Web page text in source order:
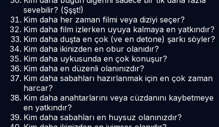
sevebilir? (Şşşt!)
Kim daha her zaman filmi veya diziyi seçer?
Kim daha film izlerken uyuya kalmaya en yatkındır?
Kim daha duşta en çok (ve en detone) şarkı söyler?
Kim daha ikinizden en obur olanıdır?
Kim daha uykusunda en çok konuşur?
Kim daha en düzenli olanınızdır?
Kim daha sabahları hazırlanmak için en çok zaman
harcar?
Kim daha anahtarlarını veya cüzdanını kaybetmeye
en yatkındır?
Kim daha sabahları en huysuz olanınızdır?